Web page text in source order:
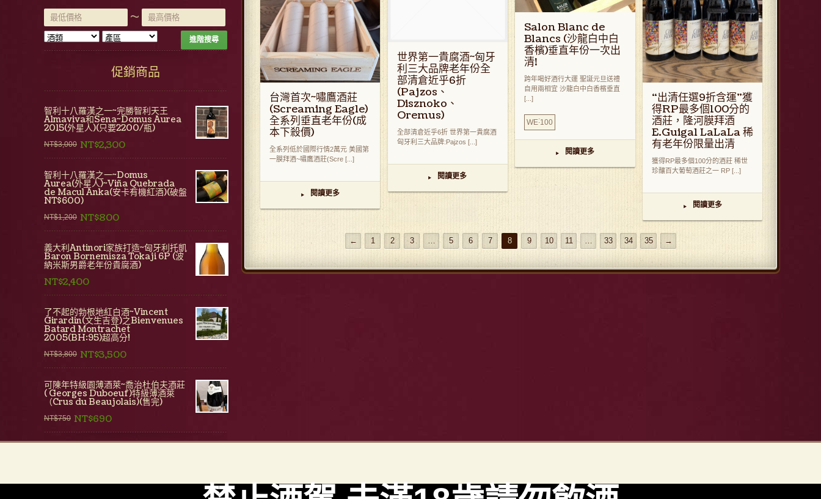
~
進階搜尋
促銷商品
智利十八羅漢之一~完勝智利天王
Almaviva和Sena~Domus Aurea
2015(外星人)(只要2200/瓶)
NT$3,000 NT$2,300
智利十八羅漢之一~Domus
Aurea(外星人)~Viña Quebrada
de Macul Anka(安卡有機紅酒)(破盤
NT$600)
NT$1,200 NT$800
義大利Antinori家族打造~匈牙利托凱
Baron Bornemisza Tokaji 6P (波
納米斯男爵老年份貴腐酒)
NT$2,400
了不起的勃根地紅白酒~Vincent
Girardin(文生吉登)之Bienvenues
Batard Montrachet
2005(BH:95)超高分!
NT$3,800 NT$3,500
可陳年特級園薄酒萊~喬治杜伯夫酒莊
( Georges Duboeuf)特級薄酒萊
（Crus du Beaujolais)(售完)
NT$750 NT$690
台灣首次~嘯鷹酒莊
(Screaming Eagle)
全系列垂直老年份(成
本下殺價)
全系列低於國際行情2萬元 美國第
一膜拜酒~嘯鷹酒莊(Scre [...]
▸ 閱讀更多
世界第一貴腐酒~匈牙
利三大品牌老年份全
部清倉近乎6折
(Pajzos、
Disznoko、
Oremus)
全部清倉近乎6折 世界第一貴腐酒
匈牙利三大品牌:Pajzos [...]
▸ 閱讀更多
Salon Blanc de
Blancs (沙龍白中白
香檳)垂直年份一次出
清!
跨年喝好酒行大運 聖誕元旦送禮
自用兩相宜 沙龍白中白香檳垂直
[...]
WE:100
▸ 閱讀更多
“出清任選9折含運"獲
得RP最多個100分的
酒莊，隆河膜拜酒
E.Guigal LaLaLa 稀
有老年份限量出清
獲得RP最多個100分的酒莊 稀世
珍釀百大葡萄酒莊之一 RP [...]
▸ 閱讀更多
← 1 2 3 … 5 6 7 8 9 10 11 … 33 34 35 →